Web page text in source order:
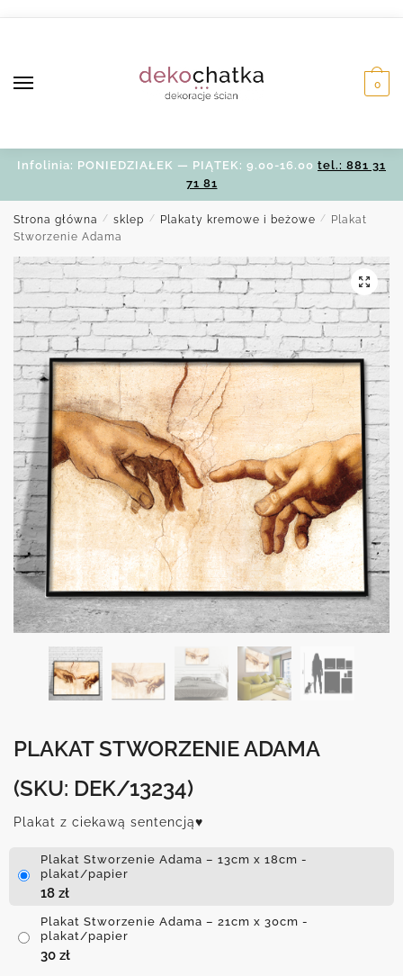
0
Infolinia: PONIEDZIAŁEK — PIĄTEK: 9.00-16.00 tel.: 881 31
71 81
Strona główna / sklep / Plakaty kremowe i beżowe /
Plakat
Stworzenie Adama
PLAKAT STWORZENIE ADAMA
(SKU: DEK/13234)
Plakat z ciekawą sentencją♥
Plakat Stworzenie Adama – 13cm x 18cm -
plakat/papier
18 zł
Plakat Stworzenie Adama – 21cm x 30cm -
plakat/papier
30 zł